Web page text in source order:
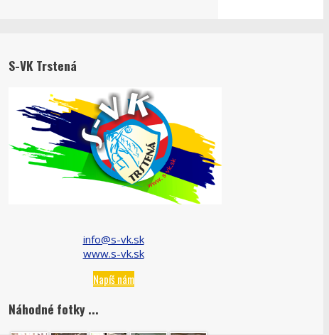
S-VK Trstená
info@s-vk.sk
www.s-vk.sk
Napíš nám
Náhodné fotky ...